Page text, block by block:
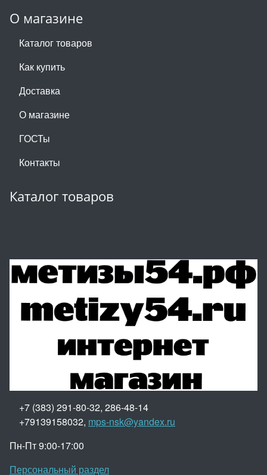
О магазине
Каталог товаров
Как купить
Доставка
О магазине
ГОСТы
Контакты
Каталог товаров
+7 (383) 291-80-32, 286-48-14
+79139158032, mps-nsk@yandex.ru
Пн-Пт 9:00-17:00
Персональный раздел